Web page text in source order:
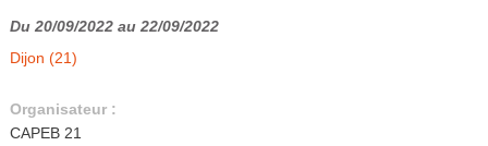
Du 20/09/2022 au 22/09/2022
Dijon (21)
Organisateur :
CAPEB 21